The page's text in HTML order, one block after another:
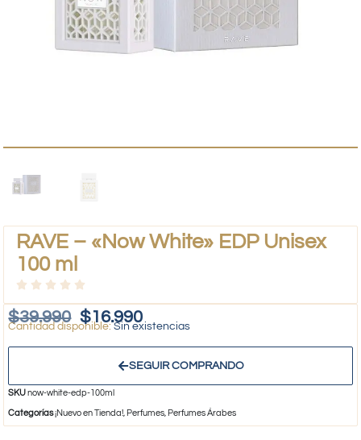
RAVE – «Now White» EDP Unisex
100 ml
$39.990 $16.990
Sin existencias
SEGUIR COMPRANDO
SKUnow-white-edp-100ml
Categorías¡Nuevo en Tienda!, Perfumes, Perfumes Árabes